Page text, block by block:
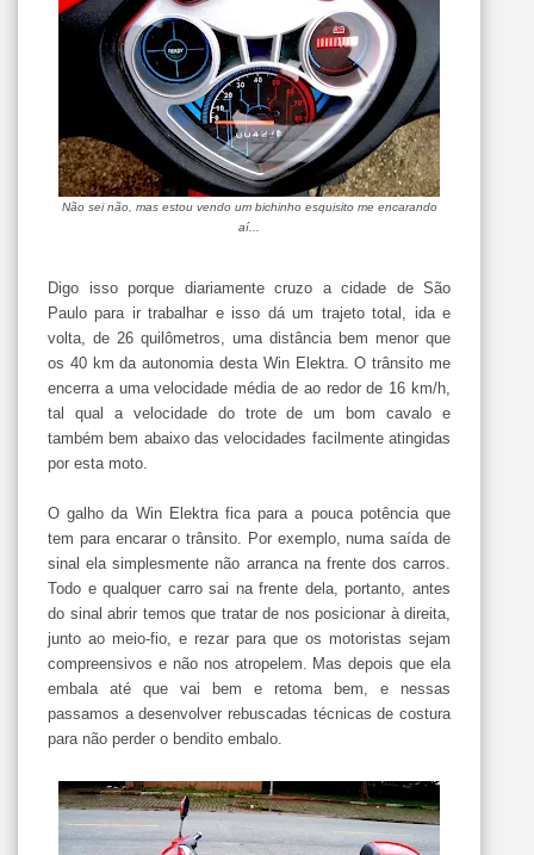
Não sei não, mas estou vendo um bichinho esquisito me encarando
aí...
Digo isso porque diariamente cruzo a cidade de São
Paulo para ir trabalhar e isso dá um trajeto total, ida e
volta, de 26 quilômetros, uma distância bem menor que
os 40 km da autonomia desta Win Elektra. O trânsito me
encerra a uma velocidade média de ao redor de 16 km/h,
tal qual a velocidade do trote de um bom cavalo e
também bem abaixo das velocidades facilmente atingidas
por esta moto.
O galho da Win Elektra fica para a pouca potência que
tem para encarar o trânsito. Por exemplo, numa saída de
sinal ela simplesmente não arranca na frente dos carros.
Todo e qualquer carro sai na frente dela, portanto, antes
do sinal abrir temos que tratar de nos posicionar à direita,
junto ao meio-fio, e rezar para que os motoristas sejam
compreensivos e não nos atropelem. Mas depois que ela
embala até que vai bem e retoma bem, e nessas
passamos a desenvolver rebuscadas técnicas de costura
para não perder o bendito embalo.